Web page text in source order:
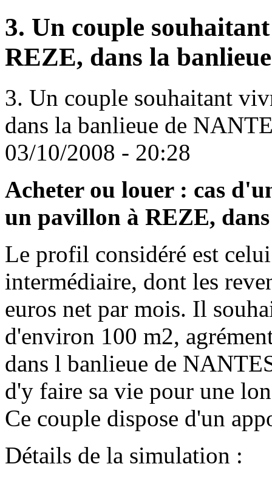
3. Un couple
REZE, dans la
3. Un couple souhaitant
dans la banlieue de
03/10/2008 - 20:28
Acheter ou louer : cas
un pavillon à REZE,
Le profil considéré est
intermédiaire, dont les
euros net par mois. Il
d'environ 100 m2,
dans l banlieue de
d'y faire sa vie pour une
Ce couple dispose d'un
Détails de la simulation :